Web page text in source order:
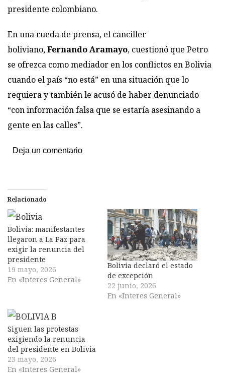
presidente colombiano.
En una rueda de prensa, el canciller
boliviano,Fernando Aramayo, cuestionó que Petro
se ofrezca como mediador en los conflictos en Bolivia
cuando el país “no está” en una situación que lo
requiera y también le acusó de haber denunciado
“con información falsa que se estaría asesinando a
gente en las calles”.
Deja un comentario
Relacionado
Bolivia: manifestantes
llegaron a La Paz para
exigir la renuncia del
presidente
19 mayo, 2026
En «Interes General»
Bolivia declaró el estado
de excepción
22 junio, 2026
En «Interes General»
Siguen las protestas
exigiendo la renuncia
del presidente en Bolivia
23 mayo, 2026
En «Interes General»